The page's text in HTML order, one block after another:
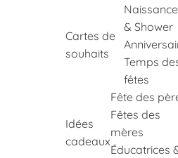
Cartes de
souhaits
Naissance
& Shower
Temps
fêtes
Idées
cadeaux
Fête des
Fêtes des
mères
Éducatrices